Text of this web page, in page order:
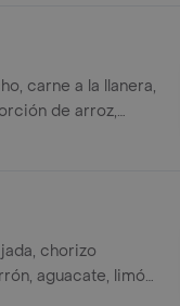
carne a la llanera,
de arroz,
½ porción de
chorizo
aguacate, limón,
molida, arepita y